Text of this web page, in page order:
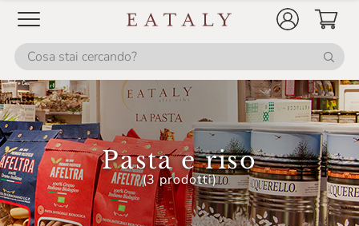
Pasta e riso
(3 prodotti)